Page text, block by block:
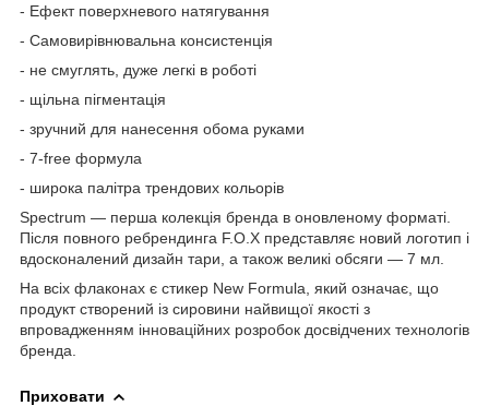
- Ефект поверхневого натягування
- Самовирівнювальна консистенція
- не смуглять, дуже легкі в роботі
- щільна пігментація
- зручний для нанесення обома руками
- 7-free формула
- широка палітра трендових кольорів
Spectrum — перша колекція бренда в оновленому форматі.
Після повного ребрендинга F.O.X представляє новий логотип і
вдосконалений дизайн тари, а також великі обсяги — 7 мл.
На всіх флаконах є стикер New Formula, який означає, що
продукт створений із сировини найвищої якості з
впровадженням інноваційних розробок досвідчених технологів
бренда.
Приховати